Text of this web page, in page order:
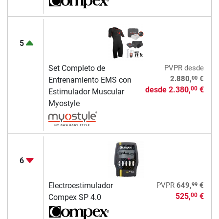
5
Set Completo de
Entrenamiento EMS con
Estimulador Muscular
Myostyle
PVPRdesde
2.880,00€
desde 2.380,00€
6
Electroestimulador
Compex SP 4.0
PVPR 649,99€
525,00€